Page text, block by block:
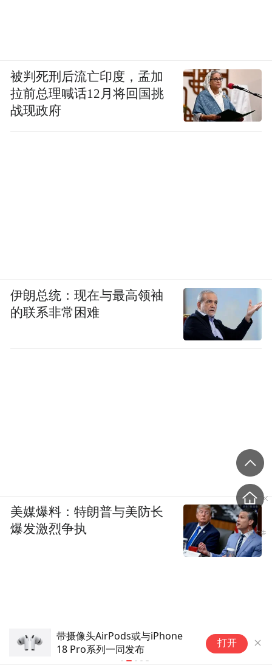
苹果iCloud+隐私功能存重大漏
洞：泄露用户真实IP与DNS信息
打开
被判死刑后流亡印度，孟加
拉前总理喊话12月将回国挑
战现政府
伊朗总统：现在与最高领袖
的联系非常困难
美媒爆料：特朗普与美防长
爆发激烈争执